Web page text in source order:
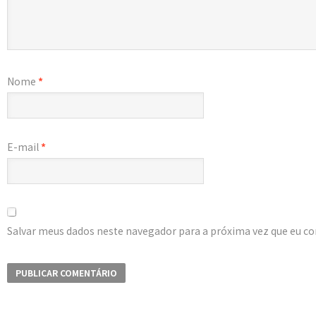
Nome *
E-mail*
Salvar meus dados neste navegador para a próxima vez que eu